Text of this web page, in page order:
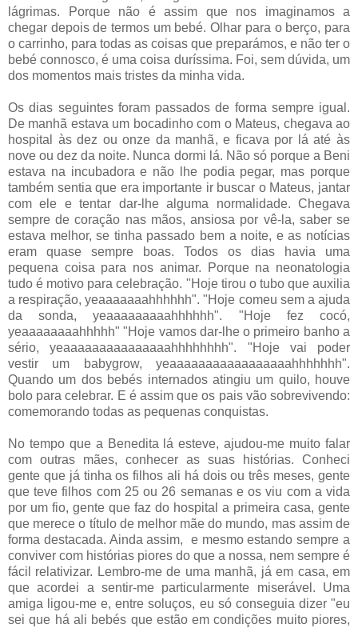
lágrimas. Porque não é assim que nos imaginamos a
chegar depois de termos um bebé. Olhar para o berço, para
o carrinho, para todas as coisas que preparámos, e não ter o
bebé connosco, é uma coisa duríssima. Foi, sem dúvida, um
dos momentos mais tristes da minha vida.
Os dias seguintes foram passados de forma sempre igual.
De manhã estava um bocadinho com o Mateus, chegava ao
hospital às dez ou onze da manhã, e ficava por lá até às
nove ou dez da noite. Nunca dormi lá. Não só porque a Beni
estava na incubadora e não lhe podia pegar, mas porque
também sentia que era importante ir buscar o Mateus, jantar
com ele e tentar dar-lhe alguma normalidade. Chegava
sempre de coração nas mãos, ansiosa por vê-la, saber se
estava melhor, se tinha passado bem a noite, e as notícias
eram quase sempre boas. Todos os dias havia uma
pequena coisa para nos animar. Porque na neonatologia
tudo é motivo para celebração. "Hoje tirou o tubo que auxilia
a respiração, yeaaaaaaahhhhhh". "Hoje comeu sem a ajuda
da sonda, yeaaaaaaaaahhhhhh". "Hoje fez cocó,
yeaaaaaaaahhhhh" "Hoje vamos dar-lhe o primeiro banho a
sério, yeaaaaaaaaaaaaaaahhhhhhhh". "Hoje vai poder
vestir um babygrow, yeaaaaaaaaaaaaaaaaahhhhhhh".
Quando um dos bebés internados atingiu um quilo, houve
bolo para celebrar. E é assim que os pais vão sobrevivendo:
comemorando todas as pequenas conquistas.
No tempo que a Benedita lá esteve, ajudou-me muito falar
com outras mães, conhecer as suas histórias. Conheci
gente que já tinha os filhos ali há dois ou três meses, gente
que teve filhos com 25 ou 26 semanas e os viu com a vida
por um fio, gente que faz do hospital a primeira casa, gente
que merece o título de melhor mãe do mundo, mas assim de
forma destacada. Ainda assim, e mesmo estando sempre a
conviver com histórias piores do que a nossa, nem sempre é
fácil relativizar. Lembro-me de uma manhã, já em casa, em
que acordei a sentir-me particularmente miserável. Uma
amiga ligou-me e, entre soluços, eu só conseguia dizer "eu
sei que há ali bebés que estão em condições muito piores,